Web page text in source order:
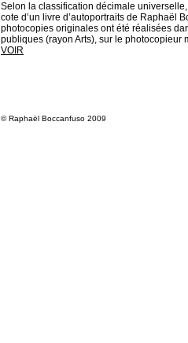
Selon la classification décimale
cote d’un livre d’autoportraits de Raphaël
photocopies originales ont été réalisées
publiques (rayon Arts), sur le photocopieur
VOIR
© Raphaël Boccanfuso 2009